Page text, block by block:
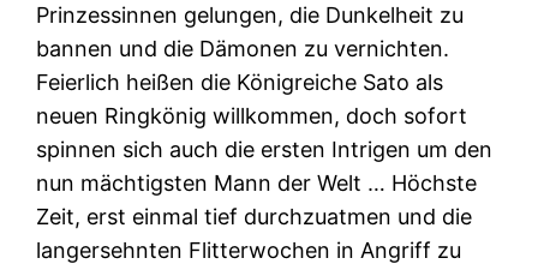
Prinzessinnen gelungen, die Dunkelheit zu
bannen und die Dämonen zu vernichten.
Feierlich heißen die Königreiche Sato als
neuen Ringkönig willkommen, doch sofort
spinnen sich auch die ersten Intrigen um den
nun mächtigsten Mann der Welt … Höchste
Zeit, erst einmal tief durchzuatmen und die
langersehnten Flitterwochen in Angriff zu